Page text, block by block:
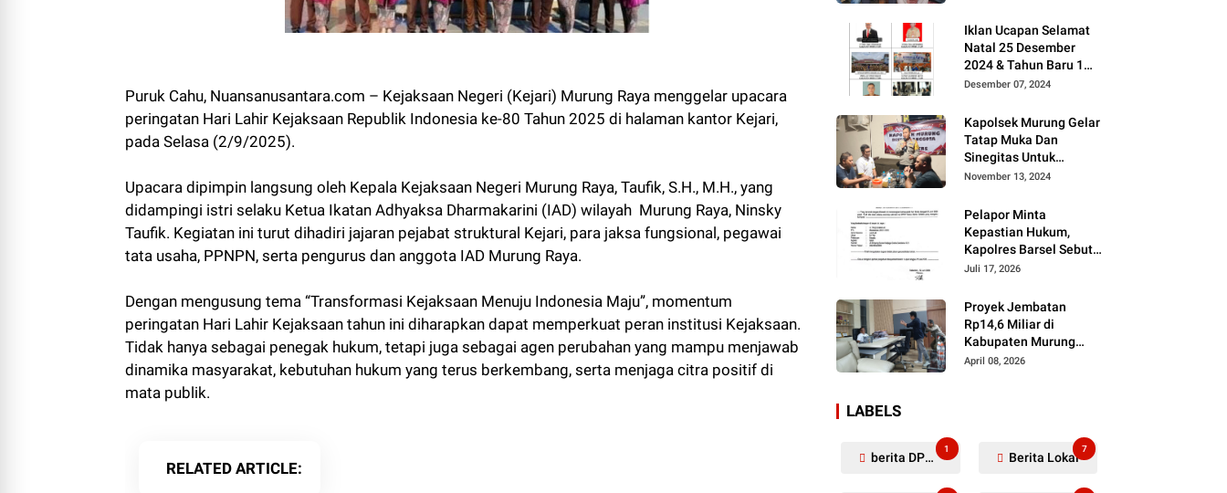
Puruk Cahu, Nuansanusantara.com – Kejaksaan Negeri (Kejari) Murung Raya menggelar upacara
peringatan Hari Lahir Kejaksaan Republik Indonesia ke-80 Tahun 2025 di halaman kantor Kejari,
pada Selasa (2/9/2025).
Upacara dipimpin langsung oleh Kepala Kejaksaan Negeri Murung Raya, Taufik, S.H., M.H., yang
didampingi istri selaku Ketua Ikatan Adhyaksa Dharmakarini (IAD) wilayah Murung Raya, Ninsky
Taufik. Kegiatan ini turut dihadiri jajaran pejabat struktural Kejari, para jaksa fungsional, pegawai
tata usaha, PPNPN, serta pengurus dan anggota IAD Murung Raya.
Dengan mengusung tema “Transformasi Kejaksaan Menuju Indonesia Maju”, momentum
peringatan Hari Lahir Kejaksaan tahun ini diharapkan dapat memperkuat peran institusi Kejaksaan.
Tidak hanya sebagai penegak hukum, tetapi juga sebagai agen perubahan yang mampu menjawab
dinamika masyarakat, kebutuhan hukum yang terus berkembang, serta menjaga citra positif di
mata publik.
RELATED ARTICLE
Instruksi Presiden RI
Iklan Ucapan Selamat
Natal 25 Desember
2024 & Tahun Baru 1
Januari 2025
Desember 07, 2024
Kapolsek Murung Gelar
Tatap Muka Dan
Sinegitas Untuk
Menjaga Situasi
Kondusif Dengan Insan
Pers
November 13, 2024
Pelapor Minta
Kepastian Hukum,
Kapolres Barsel Sebut
Dugaan Penyerobotan
Juli 17, 2026
Proyek Jembatan
Rp14,6 Miliar di
Kabupaten Murung
Raya Mangkrak,
April 08, 2026
LABELS
berita DPRD Murung Raya
1
Berita Lokal
7